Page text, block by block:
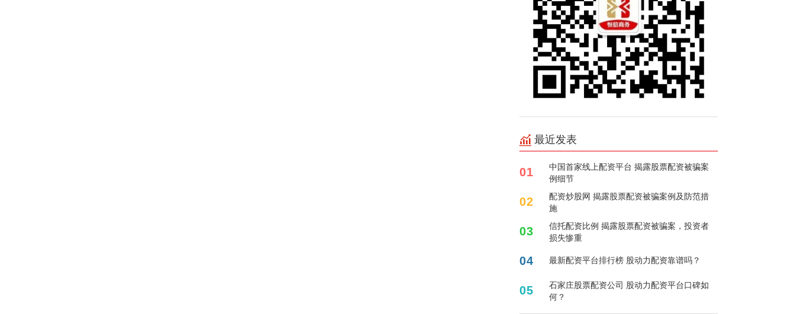
最近发表
01
中国首家线上配资平台 揭露股票配资被骗案
例细节
02
配资炒股网 揭露股票配资被骗案例及防范措
施
03
信托配资比例 揭露股票配资被骗案，投资者
损失惨重
04 最新配资平台排行榜 股动力配资靠谱吗？
05
石家庄股票配资公司 股动力配资平台口碑如
何？